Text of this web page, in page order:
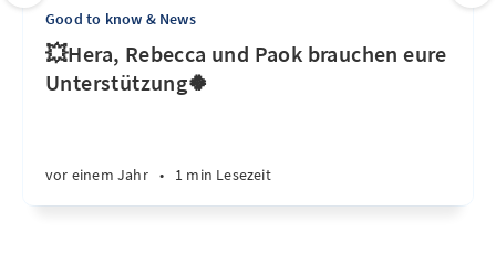
Good to know & News
💥Hera, Rebecca und Paok brauchen eure
Unterstützung🍀
vor einem Jahr • 1 min Lesezeit